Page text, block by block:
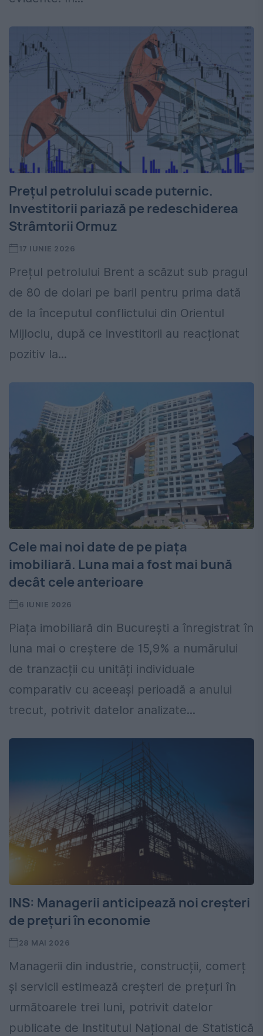
Prețul petrolului scade puternic.
Investitorii pariază pe redeschiderea
Strâmtorii Ormuz
17 IUNIE 2026
Prețul petrolului Brent a scăzut sub pragul
de 80 de dolari pe baril pentru prima dată
de la începutul conflictului din Orientul
Mijlociu, după ce investitorii au reacționat
pozitiv la...
Cele mai noi date de pe piața
imobiliară. Luna mai a fost mai bună
decât cele anterioare
6 IUNIE 2026
Piața imobiliară din București a înregistrat în
luna mai o creștere de 15,9% a numărului
de tranzacții cu unități individuale
comparativ cu aceeași perioadă a anului
trecut, potrivit datelor analizate...
INS: Managerii anticipează noi creșteri
de prețuri în economie
28 MAI 2026
Managerii din industrie, construcții, comerț
și servicii estimează creșteri de prețuri în
următoarele trei luni, potrivit datelor
publicate de Institutul Național de Statistică